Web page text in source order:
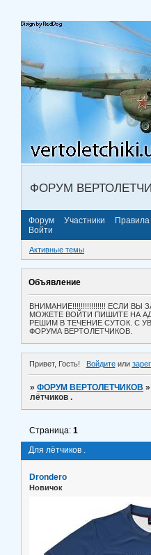
ФОРУМ
Форум Участники Правила
Войти
Активные темы
Объявление
ВНИМАНИЕ!!!!!!!!!!!!!!!! ЕСЛИ ВЫ
МОЖЕТЕ ВОЙТИ ПИШИТЕ НА
РЕШИМ В ТЕЧЕНИЕ СУТОК. С
ФОРУМА ВЕРТОЛЕТЧИКОВ.
Привет, Гость! Войдитеили
»ФОРУМ ВЕРТОЛЕТЧИКОВ
лётчиков .
Для лётчиков .
Страница:1
Drondero
Новичок